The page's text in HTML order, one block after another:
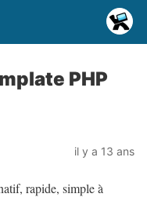
PHP
il y a 13 ans
rapide, simple à